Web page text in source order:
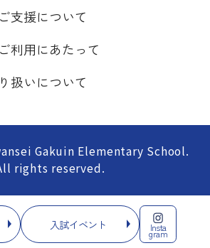
入試イベント Insta
gram
支援について
利用にあたって
扱いについて
Gakuin Elementary School.
rights reserved.